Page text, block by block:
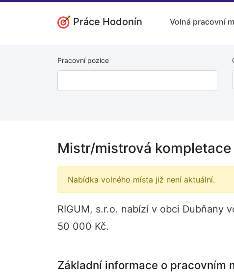
Práce Hodonín Volná pracovní
Pracovní pozice
Mistr/mistrová
Nabídka volného místa již není aktuální.
RIGUM, s.r.o. nabízí v obci Dubňany
50 000 Kč.
Základní informace o pracovním